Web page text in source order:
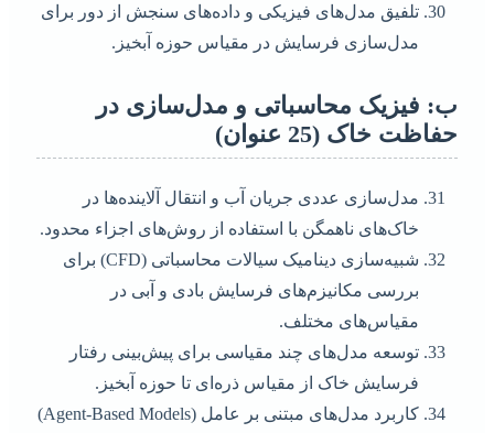
تلفیق مدل‌های فیزیکی و داده‌های سنجش از دور برای
مدل‌سازی فرسایش در مقیاس حوزه آبخیز.
ب: فیزیک محاسباتی و مدل‌سازی در
حفاظت خاک (25 عنوان)
مدل‌سازی عددی جریان آب و انتقال آلاینده‌ها در
خاک‌های ناهمگن با استفاده از روش‌های اجزاء محدود.
شبیه‌سازی دینامیک سیالات محاسباتی (CFD) برای
بررسی مکانیزم‌های فرسایش بادی و آبی در
مقیاس‌های مختلف.
توسعه مدل‌های چند مقیاسی برای پیش‌بینی رفتار
فرسایش خاک از مقیاس ذره‌ای تا حوزه آبخیز.
کاربرد مدل‌های مبتنی بر عامل (Agent-Based Models)